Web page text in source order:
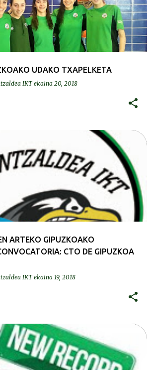
UDAKO TXAPELKETA
IKTekaina 20, 2018
ARTEKO GIPUZKOAKO
CTO DE GIPUZKOA
IKTekaina 19, 2018